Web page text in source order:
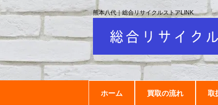
ホーム 買取の流れ 取
熊本八代｜総合リサイクルストアLINK